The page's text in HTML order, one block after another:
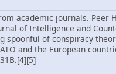
academic journals. Peer
of Intelligence and
spoonful of conspiracy
and the European